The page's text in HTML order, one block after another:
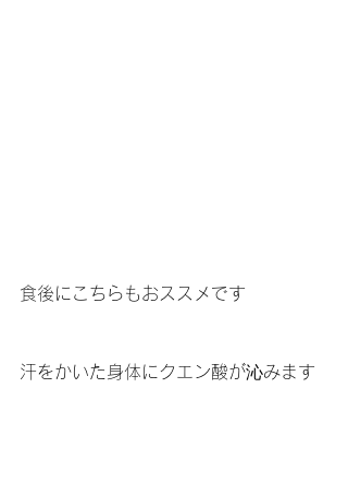
食後にこちらもおススメです
汗をかいた身体にクエン酸が沁みます